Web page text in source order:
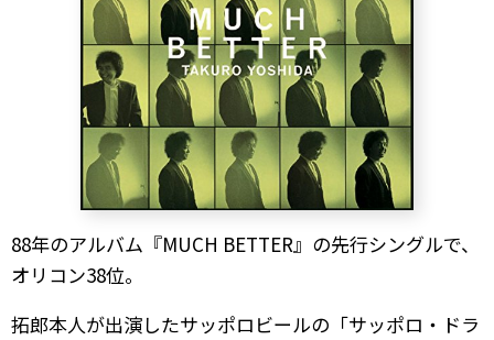
88年のアルバム『MUCH BETTER』の先行シングルで、
オリコン38位。
拓郎本人が出演したサッポロビールの「サッポロ・ドラ